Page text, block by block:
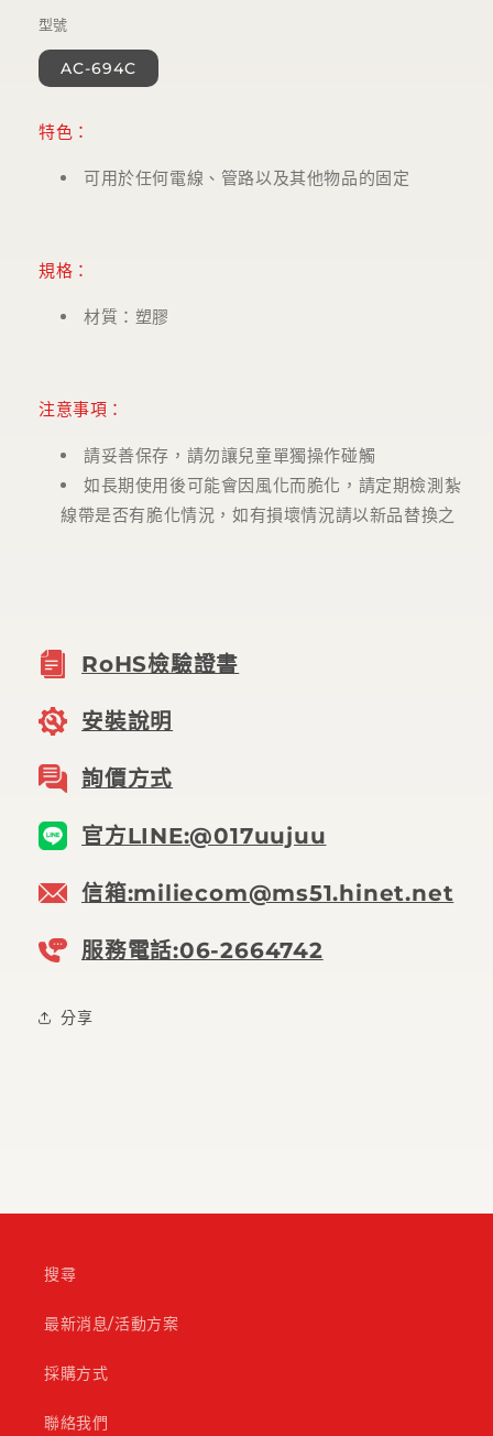
1型號
AC-694C
特色：
可用於任何電線、管路以及其他物品的固定
規格：
材質：塑膠
注意事項：
請妥善保存，請勿讓兒童單獨操作碰觸
如長期使用後可能會因風化而脆化，請定期檢測紮
線帶是否有脆化情況，如有損壞情況請以新品替換之
RoHS檢驗證書
安裝說明
詢價方式
官方LINE:@017uujuu
信箱:miliecom@ms51.hinet.net
服務電話:06-2664742
分享
搜尋
最新消息/活動方案
採購方式
聯絡我們